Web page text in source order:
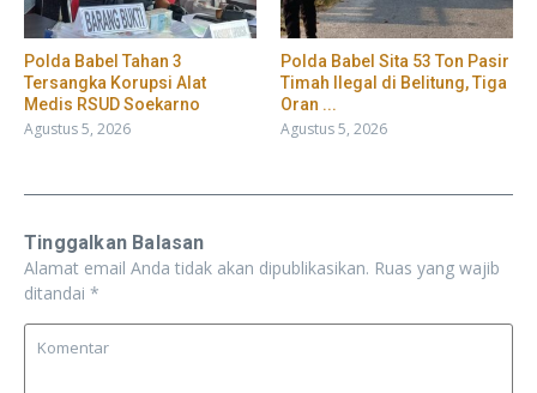
Polda Babel Tahan 3
Tersangka Korupsi Alat
Medis RSUD Soekarno
Agustus 5, 2026
Polda Babel Sita 53 Ton Pasir
Timah Ilegal di Belitung, Tiga
Oran ...
Agustus 5, 2026
Tinggalkan Balasan
Alamat email Anda tidak akan dipublikasikan. Ruas yang wajib
ditandai *